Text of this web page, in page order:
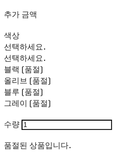
추가 금액
색상
선택하세요.
선택하세요.
블랙 (품절)
올리브 (품절)
블루 (품절)
그레이 (품절)
수량
품절된 상품입니다.